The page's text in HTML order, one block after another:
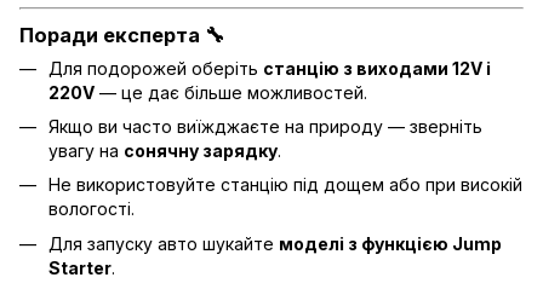
Поради експерта 🔧
Для подорожей оберіть станцію з виходами 12V і
220V — це дає більше можливостей.
Якщо ви часто виїжджаєте на природу — зверніть
увагу на сонячну зарядку.
Не використовуйте станцію під дощем або при високій
вологості.
Для запуску авто шукайте моделі з функцією Jump
Starter.